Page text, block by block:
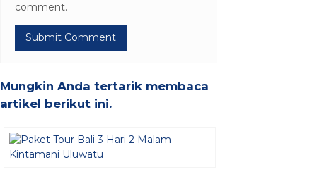
comment.
Mungkin Anda tertarik membaca
artikel berikut ini.